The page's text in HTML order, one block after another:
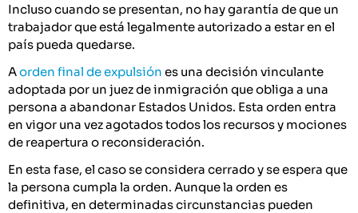
Incluso cuando se presentan, no hay garantía de que un
trabajador que está legalmente autorizado a estar en el
país pueda quedarse.
Aorden final de expulsión es una decisión vinculante
adoptada por un juez de inmigración que obliga a una
persona a abandonar Estados Unidos. Esta orden entra
en vigor una vez agotados todos los recursos y mociones
de reapertura o reconsideración.
En esta fase, el caso se considera cerrado y se espera que
la persona cumpla la orden. Aunque la orden es
definitiva, en determinadas circunstancias pueden